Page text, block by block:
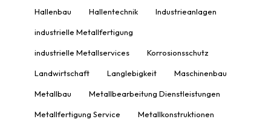
Hallenbau Hallentechnik Industrieanlagen
industrielle Metallfertigung
industrielle Metallservices Korrosionsschutz
Landwirtschaft Langlebigkeit Maschinenbau
Metallbau Metallbearbeitung Dienstleistungen
Metallfertigung Service Metallkonstruktionen